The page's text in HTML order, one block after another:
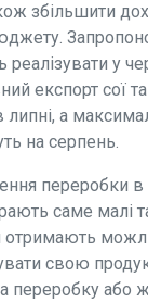
збільшити
у
експорт сої
липні, а
на серпень.
переробки в
саме малі
свою
переробку або ж